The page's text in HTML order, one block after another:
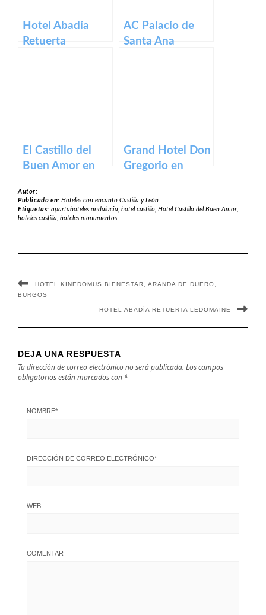
Hotel Abadía
Retuerta
AC Palacio de
Santa Ana
El Castillo del
Buen Amor en
Grand Hotel Don
Gregorio en
Autor:
Publicado en:Hoteles con encanto Castilla y León
Etiquetas: apartahoteles andalucia, hotel castillo, Hotel Castillo del Buen Amor,
hoteles castilla hoteles monumentos
HOTEL KINEDOMUS BIENESTAR, ARANDA DE DUERO,
BURGOS
HOTEL ABADÍA RETUERTA LEDOMAINE
DEJA UNA RESPUESTA
Tu dirección de correo electrónico no será publicada. Los campos
obligatorios están marcados con *
NOMBRE*
DIRECCIÓN DE CORREO ELECTRÓNICO*
WEB
COMENTAR